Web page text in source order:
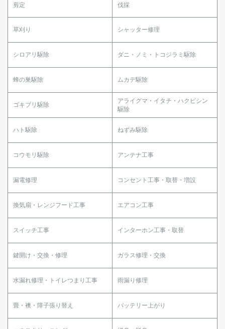
剪定 伐採
草刈り シャッター修理
シロアリ駆除 ダニ・ノミ・トコジラミ駆除
蜂の巣駆除 ムカデ駆除
ゴキブリ駆除
アライグマ・イタチ・ハクビシン
駆除
ハト駆除 ねずみ駆除
コウモリ駆除 アンテナ工事
漏電修理 コンセント工事・取替・増設
換気扇・レンジフード工事 エアコン工事
スイッチ工事 インターホン工事・取替
鍵開け・交換・修理 ガラス修理・交換
水漏れ修理・トイレつまり工事 雨漏り修理
畳・襖・障子張り替え バッテリー上がり